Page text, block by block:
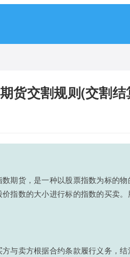
货交割规则(交割
期货，是一种以股票指数为标的
指数的大小进行标的指数的买卖
与卖方根据合约条款履行义务，